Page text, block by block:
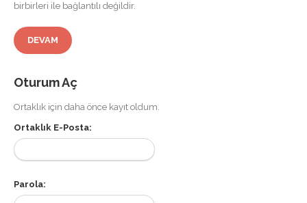
birbirleri ile bağlantılı değildir.
DEVAM
Oturum Aç
Ortaklık için daha önce kayıt oldum.
Ortaklık E-Posta:
Parola: